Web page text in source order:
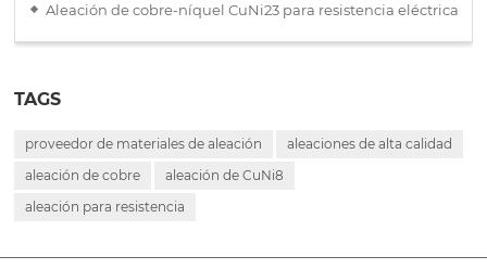
Aleación de cobre-níquel CuNi23 para resistencia eléctrica
TAGS
proveedor de materiales de aleación
aleaciones de alta calidad
aleación de cobre
aleación de CuNi8
aleación para resistencia